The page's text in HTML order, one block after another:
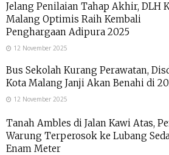
Jelang Penilaian Tahap Akhir, DLH
Malang Optimis Raih Kembali
Penghargaan Adipura 2025
12 November 2025
Bus Sekolah Kurang Perawatan,
Kota Malang Janji Akan Benahi di
12 November 2025
Tanah Ambles di Jalan Kawi Atas,
Warung Terperosok ke Lubang
Enam Meter